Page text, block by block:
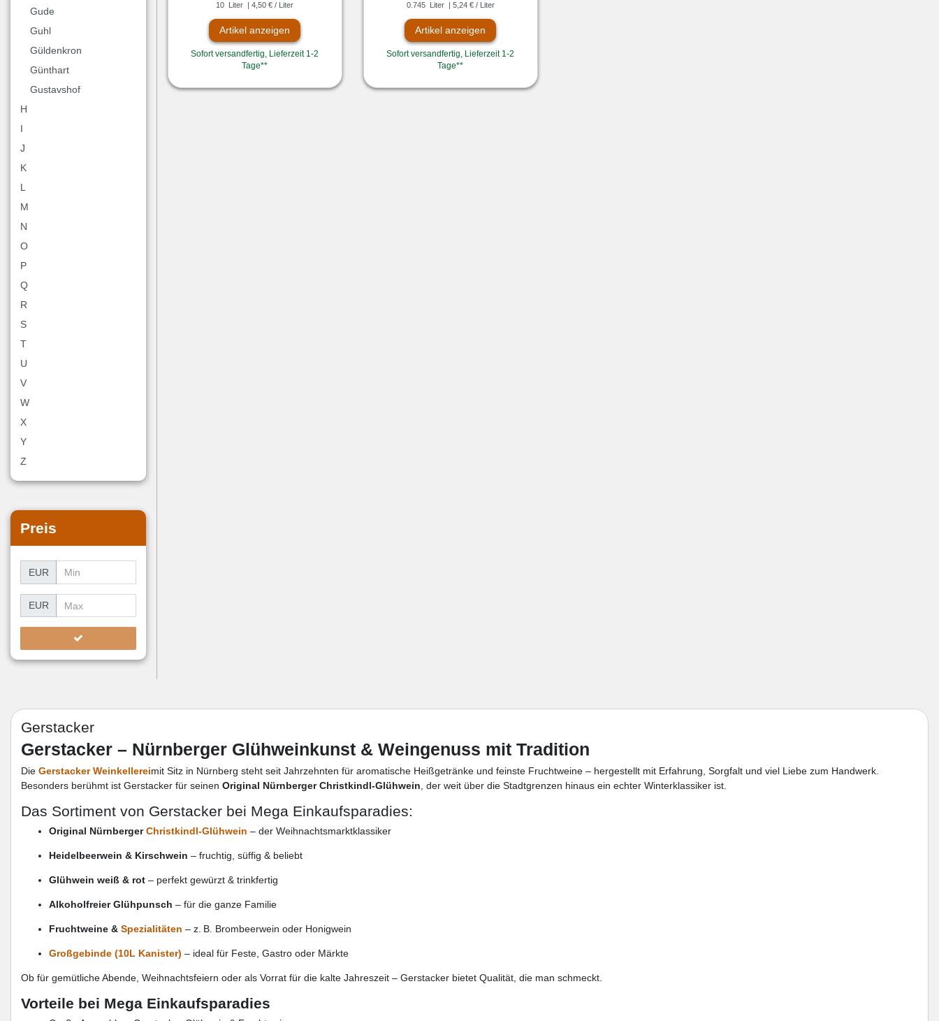
Gude
Guhl
Güldenkron
Günthart
Gustavshof
H
I
J
K
L
M
N
O
P
Q
R
S
T
U
V
W
X
Y
Z
Preis
EUR
EUR
10 Liter | 4,50 € / Liter
Artikel anzeigen
Sofort versandfertig, Lieferzeit 1-2
Tage**
0.745 Liter | 5,24 € / Liter
Artikel anzeigen
Sofort versandfertig, Lieferzeit 1-2
Tage**
Gerstacker
Gerstacker – Nürnberger Glühweinkunst & Weingenuss mit Tradition
Die Gerstacker Weinkellereimit Sitz in Nürnberg steht seit Jahrzehnten für aromatische Heißgetränke und feinste Fruchtweine – hergestellt mit Erfahrung, Sorgfalt und viel Liebe zum Handwerk.
Besonders berühmt ist Gerstacker für seinen Original Nürnberger Christkindl-Glühwein, der weit über die Stadtgrenzen hinaus ein echter Winterklassiker ist.
Das Sortiment von Gerstacker bei Mega Einkaufsparadies:
Original NürnbergerChristkindl-Glühwein – der Weihnachtsmarktklassiker
Heidelbeerwein & Kirschwein – fruchtig, süffig & beliebt
Glühwein weiß & rot – perfekt gewürzt & trinkfertig
Alkoholfreier Glühpunsch – für die ganze Familie
Fruchtweine & Spezialitäten – z. B. Brombeerwein oder Honigwein
Großgebinde (10L Kanister) – ideal für Feste, Gastro oder Märkte
Ob für gemütliche Abende, Weihnachtsfeiern oder als Vorrat für die kalte Jahreszeit – Gerstacker bietet Qualität, die man schmeckt.
Vorteile bei Mega Einkaufsparadies